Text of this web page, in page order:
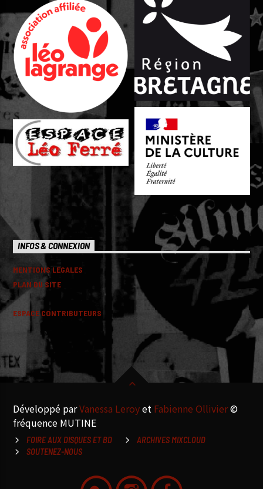
INFOS & CONNEXION
MENTIONS LEGALES
PLAN DU SITE
ESPACE CONTRIBUTEURS
Développé parVanessa Leroyet Fabienne Ollivier©
fréquence MUTINE
FOIRE AUX DISQUES ET BD
ARCHIVES MIXCLOUD
SOUTENEZ-NOUS